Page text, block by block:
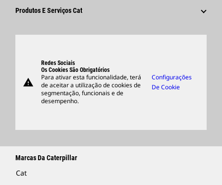
Inovação
Fornecedores
Produtos E Serviços Cat
Suporte
Merchandise
Encontrar Um Revendedor
warning
Redes Sociais
Os Cookies São Obrigatórios
Para ativar esta funcionalidade, terá
de aceitar a utilização de cookies de
segmentação, funcionais e de
desempenho.
Configurações
De Cookie
Marcas Da Caterpillar
Cat